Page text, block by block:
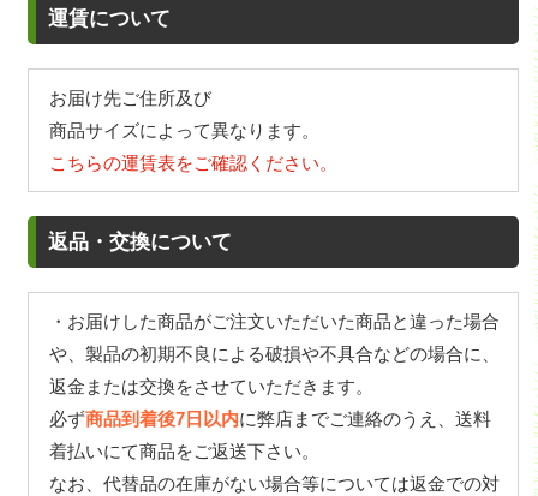
運賃について
お届け先ご住所及び
商品サイズによって異なります。
こちらの運賃表をご確認ください。
返品・交換について
・お届けした商品がご注文いただいた商品と違った場合
や、製品の初期不良による破損や不具合などの場合に、
返金または交換をさせていただきます。
必ず商品到着後7日以内に弊店までご連絡のうえ、送料
着払いにて商品をご返送下さい。
なお、代替品の在庫がない場合等については返金での対